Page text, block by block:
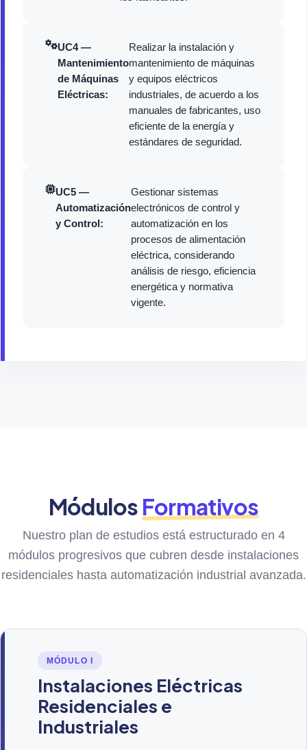
UC4 —
Mantenimiento
de Máquinas
Eléctricas:
Realizar la instalación y
mantenimiento de máquinas
y equipos eléctricos
industriales, de acuerdo a los
manuales de fabricantes, uso
eficiente de la energía y
estándares de seguridad.
UC5 —
Automatización
y Control:
Gestionar sistemas
electrónicos de control y
automatización en los
procesos de alimentación
eléctrica, considerando
análisis de riesgo, eficiencia
energética y normativa
vigente.
Módulos Formativos
Nuestro plan de estudios está estructurado en 4
módulos progresivos que cubren desde instalaciones
residenciales hasta automatización industrial avanzada.
MÓDULO I
Instalaciones Eléctricas
Residenciales e
Industriales